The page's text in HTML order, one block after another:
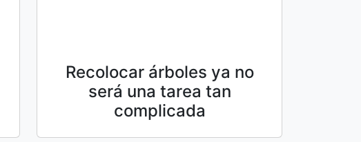
Recolocar árboles ya no
será una tarea tan
complicada